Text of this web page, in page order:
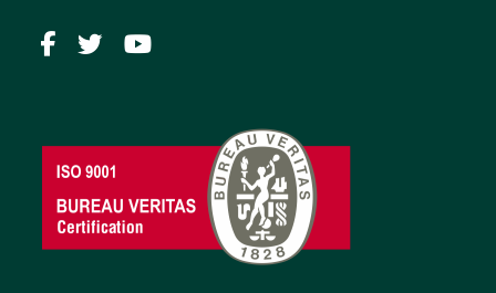
Facebook
TwitterYouTube